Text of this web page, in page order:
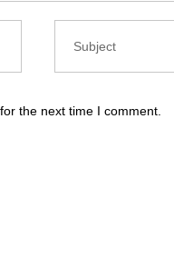
the next time I comment.